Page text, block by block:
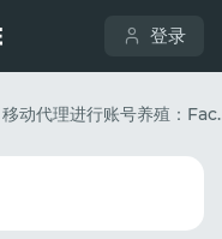
登录
利用 4G 移动代理